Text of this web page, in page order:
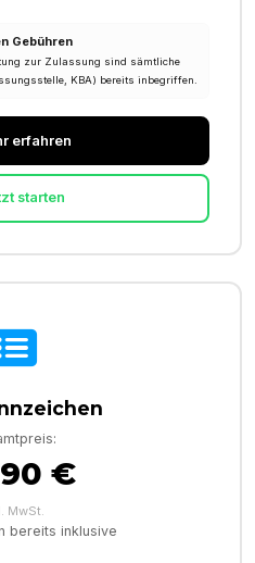
Gebühren
zur Zulassung sind sämtliche
KBA) bereits inbegriffen.
erfahren
starten
€
MwSt.
bereits inklusive